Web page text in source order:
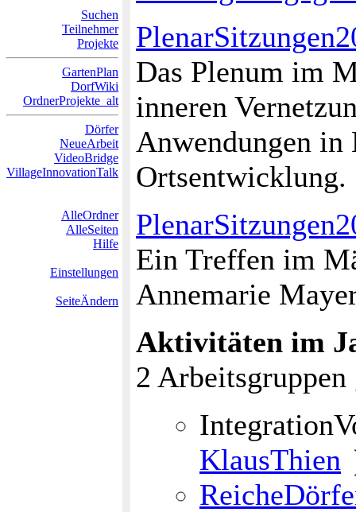
Suchen
Teilnehmer
Projekte
GartenPlan
DorfWiki
OrdnerProjekte_alt
Dörfer
NeueArbeit
VideoBridge
VillageInnovationTalk
AlleOrdner
AlleSeiten
Hilfe
Einstellungen
SeiteÄndern
Das Plenum im
inneren
Anwendungen in
Ortsentwicklung.
Ein Treffen im
Annemarie
Aktivitäten im
2 Arbeitsgruppen
KlausThien